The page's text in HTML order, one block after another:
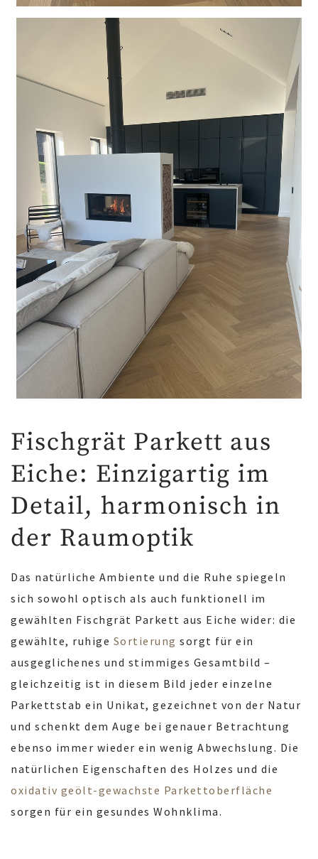
Fischgrät Parkett aus
Eiche: Einzigartig im
Detail, harmonisch in
der Raumoptik
Das natürliche Ambiente und die Ruhe spiegeln
sich sowohl optisch als auch funktionell im
gewählten Fischgrät Parkett aus Eiche wider: die
gewählte, ruhige Sortierung sorgt für ein
ausgeglichenes und stimmiges Gesamtbild –
gleichzeitig ist in diesem Bild jeder einzelne
Parkettstab ein Unikat, gezeichnet von der Natur
und schenkt dem Auge bei genauer Betrachtung
ebenso immer wieder ein wenig Abwechslung. Die
natürlichen Eigenschaften des Holzes und die
oxidativ geölt-gewachste Parkettoberfläche
sorgen für ein gesundes Wohnklima.